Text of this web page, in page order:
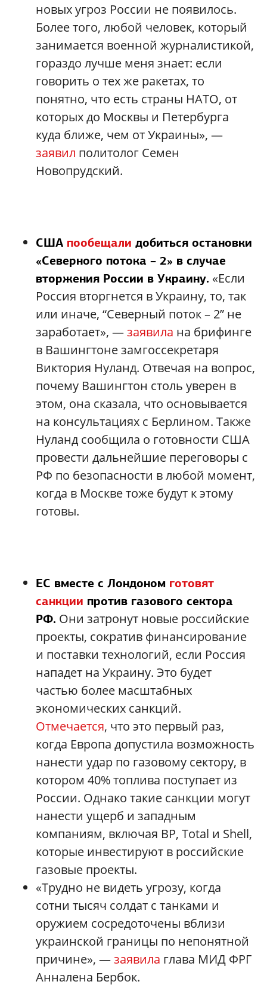
новых угроз России не появилось.
Более того, любой человек, который
занимается военной журналистикой,
гораздо лучше меня знает: если
говорить о тех же ракетах, то
понятно, что есть страны НАТО, от
которых до Москвы и Петербурга
куда ближе, чем от Украины», —
заявил политолог Семен
Новопрудский.
США пообещали добиться остановки
«Северного потока – 2» в случае
вторжения России в Украину. «Если
Россия вторгнется в Украину, то, так
или иначе, “Северный поток – 2” не
заработает», —заявила на брифинге
в Вашингтоне замгоссекретаря
Виктория Нуланд. Отвечая на вопрос,
почему Вашингтон столь уверен в
этом, она сказала, что основывается
на консультациях с Берлином. Также
Нуланд сообщила о готовности США
провести дальнейшие переговоры с
РФ по безопасности в любой момент,
когда в Москве тоже будут к этому
готовы.
ЕС вместе с Лондоном готовят
санкции против газового сектора
РФ. Они затронут новые российские
проекты, сократив финансирование
и поставки технологий, если Россия
нападет на Украину. Это будет
частью более масштабных
экономических санкций.
Отмечается, что это первый раз,
когда Европа допустила возможность
нанести удар по газовому сектору, в
котором 40% топлива поступает из
России. Однако такие санкции могут
нанести ущерб и западным
компаниям, включая BP, Total и Shell,
которые инвестируют в российские
газовые проекты.
«Трудно не видеть угрозу, когда
сотни тысяч солдат с танками и
оружием сосредоточены вблизи
украинской границы по непонятной
причине», —заявила глава МИД ФРГ
Анналена Бербок.